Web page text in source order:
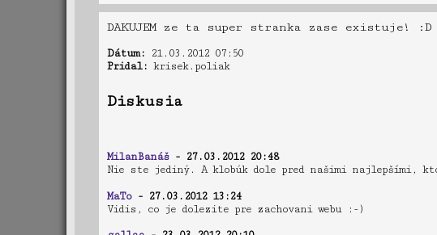
DAKUJEM ze ta super stranka zase existuje! :D
Dátum: 21.03.2012 07:50
Pridal: krisek.poliak
Diskusia
MilanBanáš- 27.03.2012 20:48
Nie ste jediný. A klobúk dole pred našimi najlepšími,
MaTo- 27.03.2012 13:24
Vidis, co je dolezite pre zachovani webu :-)